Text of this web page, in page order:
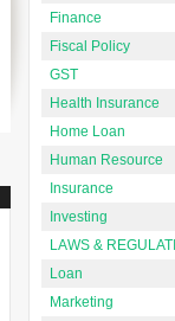
Finance
Fiscal Policy
GST
Health Insurance
Home Loan
Human Resource
Insurance
Investing
LAWS &
Loan
Marketing